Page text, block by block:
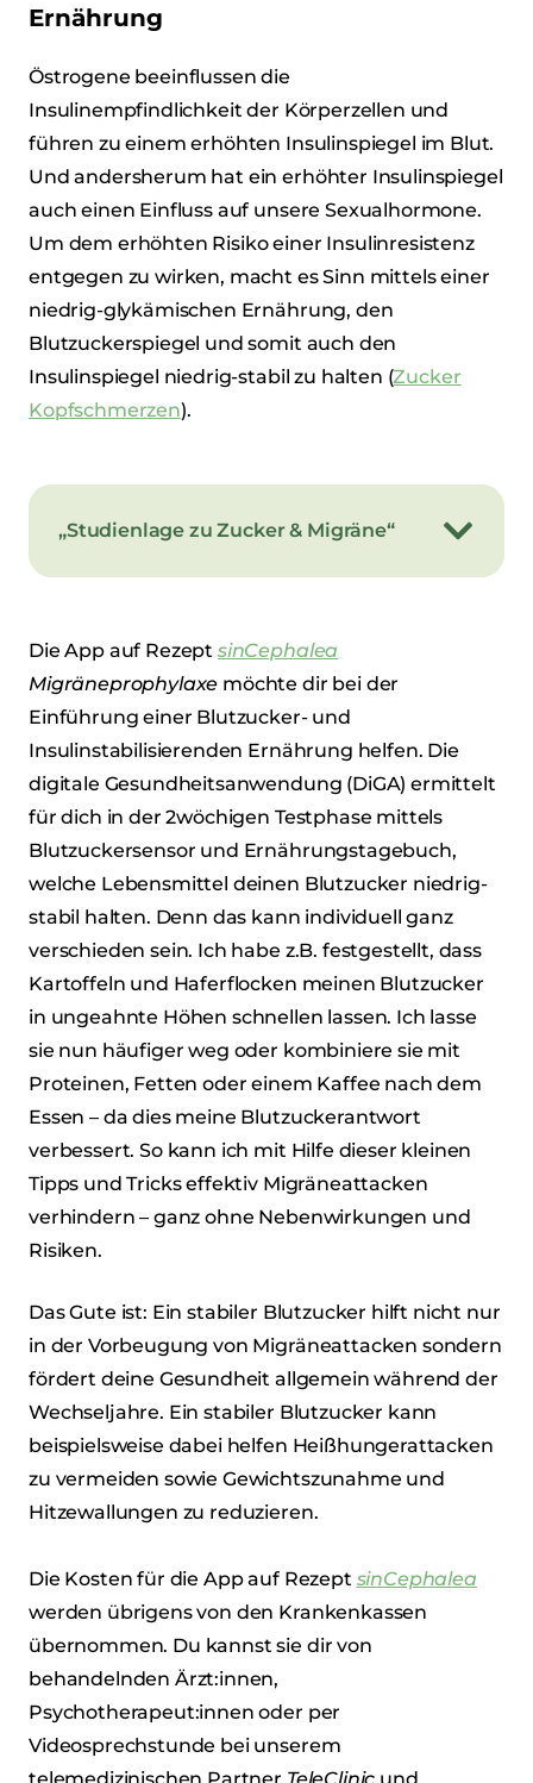
Ernährung
Östrogene beeinflussen die
Insulinempfindlichkeit der Körperzellen und
führen zu einem erhöhten Insulinspiegel im Blut.
Und andersherum hat ein erhöhter Insulinspiegel
auch einen Einfluss auf unsere Sexualhormone.
Um dem erhöhten Risiko einer Insulinresistenz
entgegen zu wirken, macht es Sinn mittels einer
niedrig-glykämischen Ernährung, den
Blutzuckerspiegel und somit auch den
Insulinspiegel niedrig-stabil zu halten (Zucker
Kopfschmerzen).
„Studienlage zu Zucker & Migräne“
Die App auf Rezept sinCephalea
Migräneprophylaxe möchte dir bei der
Einführung einer Blutzucker- und
Insulinstabilisierenden Ernährung helfen. Die
digitale Gesundheitsanwendung (DiGA) ermittelt
für dich in der 2wöchigen Testphase mittels
Blutzuckersensor und Ernährungstagebuch,
welche Lebensmittel deinen Blutzucker niedrig-
stabil halten. Denn das kann individuell ganz
verschieden sein. Ich habe z.B. festgestellt, dass
Kartoffeln und Haferflocken meinen Blutzucker
in ungeahnte Höhen schnellen lassen. Ich lasse
sie nun häufiger weg oder kombiniere sie mit
Proteinen, Fetten oder einem Kaffee nach dem
Essen – da dies meine Blutzuckerantwort
verbessert. So kann ich mit Hilfe dieser kleinen
Tipps und Tricks effektiv Migräneattacken
verhindern – ganz ohne Nebenwirkungen und
Risiken.
Das Gute ist: Ein stabiler Blutzucker hilft nicht nur
in der Vorbeugung von Migräneattacken sondern
fördert deine Gesundheit allgemein während der
Wechseljahre. Ein stabiler Blutzucker kann
beispielsweise dabei helfen Heißhungerattacken
zu vermeiden sowie Gewichtszunahme und
Hitzewallungen zu reduzieren.
Die Kosten für die App auf Rezept sinCephalea
werden übrigens von den Krankenkassen
übernommen. Du kannst sie dir von
behandelnden Ärzt:innen,
Psychotherapeut:innen oder per
Videosprechstunde bei unserem